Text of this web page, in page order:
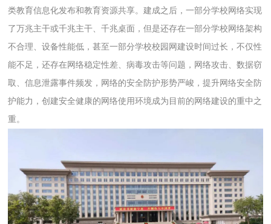
类教育信息化发布和教育资源共享。建成之后，一部分学校网络实现
了万兆主干或千兆主干、千兆桌面，但是还存在一部分学校网络架构
不合理、设备性能低，甚至一部分学校校园网建设时间过长，不仅性
能不足，还存在网络稳定性差、病毒攻击等问题，网络攻击、数据窃
取、信息泄露事件频发，网络的安全防护形势严峻，提升网络安全防
护能力，创建安全健康的网络使用环境成为目前的网络建设的重中之
重。